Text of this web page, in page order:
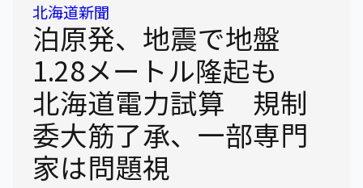
北海道新聞
泊原発、地震で地盤
1.28メートル隆起も
北海道電力試算 規制
委大筋了承、一部専門
家は問題視